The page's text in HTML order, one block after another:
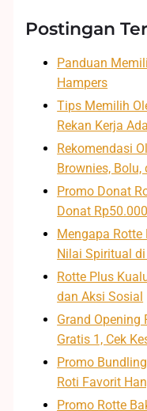
Postingan
Panduan
Hampers
Tips Memilih
Rekan Kerja
Rekomendasi
Brownies,
Promo Donat
Donat
Mengapa
Nilai Spiritual
Rotte Plus
dan Aksi Sosial
Grand Opening
Gratis 1, Cek
Promo
Roti Favorit
Promo Rotte